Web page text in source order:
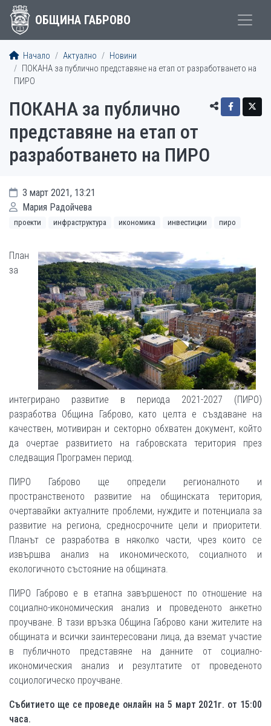
ОБЩИНА ГАБРОВО
Начало Актуално
Новини
ПОКАНА за публично представяне на етап от разработването на
ПИРО
ПОКАНА за публично
представяне на етап от
разработването на ПИРО
3 март 2021, 13:21
Мария Радойчева
проекти инфраструктура икономика инвестиции пиро
План
за
интегрирано развитие в периода 2021-2027 (ПИРО)
разработва Община Габрово, като целта е създаване на
качествен, мотивиран и секторно обхватен документ, който
да очертае развитието на габровската територия през
следващия Програмен период.
ПИРО Габрово ще определи регионалното и
пространственото развитие на общинската територия,
очертавайки актуалните проблеми, нуждите и потенциала за
развитие на региона, средносрочните цели и приоритети.
Планът се разработва в няколко части, чрез които се
извършва анализ на икономическото, социалното и
екологичното състояние на общината.
ПИРО Габрово е в етапна завършеност по отношение на
социално-икономическия анализ и проведеното анкетно
проучване. В тази връзка Община Габрово кани жителите на
общината и всички заинтересовани лица, да вземат участие
в публичното представяне на данните от социално-
икономическия анализ и резултатите от проведеното
социологическо проучване.
Събитието ще се проведе онлайн на 5 март 2021г. от 15:00
часа.